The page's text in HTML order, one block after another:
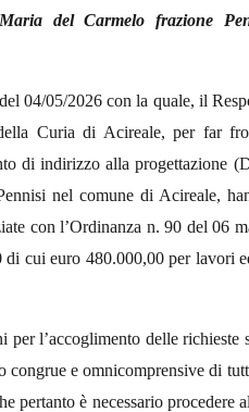
del Carmelo frazione
04/05/2026 con la quale, il
Curia di Acireale, per far
di indirizzo alla progettazione
nel comune di Acireale,
con l’Ordinanza n. 90 del 06
di cui euro 480.000,00 per lavori
per l’accoglimento delle richieste
e omnicomprensive di
pertanto è necessario